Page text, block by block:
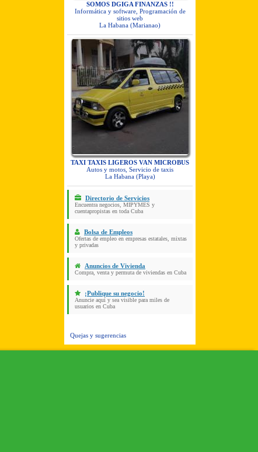
SOMOS DGIGA FINANZAS !!
Informática y software, Programación de
sitios web
La Habana (Marianao)
TAXI TAXIS LIGEROS VAN MICROBUS
Autos y motos, Servicio de taxis
La Habana (Playa)
Directorio de Servicios
Encuentra negocios, MIPYMES y
cuentapropistas en toda Cuba
Bolsa de Empleos
Ofertas de empleo en empresas estatales, mixtas
y privadas
Anuncios de Vivienda
Compra, venta y permuta de viviendas en Cuba
¡Publique su negocio!
Anuncie aquí y sea visible para miles de
usuarios en Cuba
Quejas y sugerencias